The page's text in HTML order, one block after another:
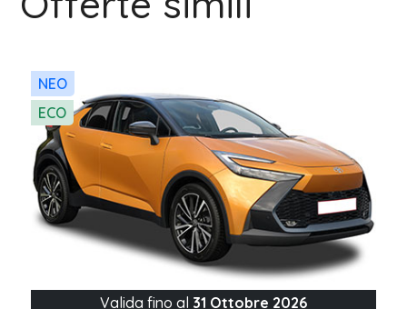
NEO
ECO
Valida fino al 31 Ottobre 2026